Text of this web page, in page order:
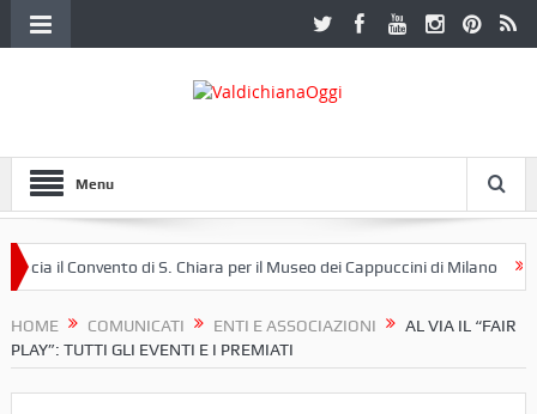
Menu
il Convento di S. Chiara per il Museo dei Cappuccini di Milano
HOME COMUNICATI ENTI E ASSOCIAZIONI
AL VIA IL “FAIR
PLAY”: TUTTI GLI EVENTI E I PREMIATI